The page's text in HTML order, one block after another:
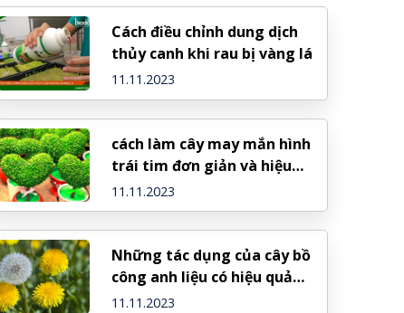
Cách điều chỉnh dung dịch
thủy canh khi rau bị vàng lá
11.11.2023
cách làm cây may mắn hình
trái tim đơn giản và hiệu
quả ngay tại nhà
11.11.2023
Những tác dụng của cây bồ
công anh liệu có hiệu quả
như lời đồn?
11.11.2023